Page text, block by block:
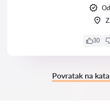
30
Povratak na